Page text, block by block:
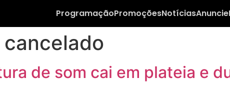
ProgramaçãoPromoçõesNotíciasAnuncie
de som cai em plateia e